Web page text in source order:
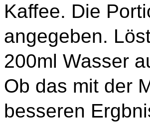
Kaffee. Die
angegeben.
200ml Wasser
Ob das mit der
besseren